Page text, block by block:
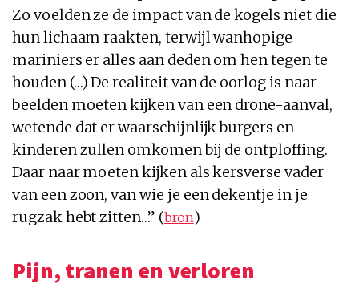
Zo voelden ze de impact van de kogels niet die
hun lichaam raakten, terwijl wanhopige
mariniers er alles aan deden om hen tegen te
houden (…) De realiteit van de oorlog is naar
beelden moeten kijken van een drone-aanval,
wetende dat er waarschijnlijk burgers en
kinderen zullen omkomen bij de ontploffing.
Daar naar moeten kijken als kersverse vader
van een zoon, van wie je een dekentje in je
rugzak hebt zitten…” (bron)
Pijn, tranen en verloren